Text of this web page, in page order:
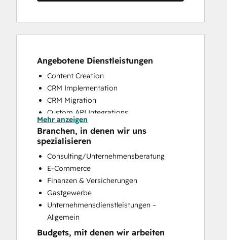
Angebotene Dienstleistungen
Content Creation
CRM Implementation
CRM Migration
Custom API Integrations
Customer Marketing
Customer Success Training
Email Marketing
Full Inbound Marketing Services
Help Desk Implementation
HubSpot Onboarding
Knowledge Base Development
Paid Advertising
Programmable Automation
Mehr anzeigen
Branchen, in denen wir uns
spezialisieren
Consulting/Unternehmensberatung
E-Commerce
Finanzen & Versicherungen
Gastgewerbe
Unternehmensdienstleistungen –
Allgemein
Budgets, mit denen wir arbeiten